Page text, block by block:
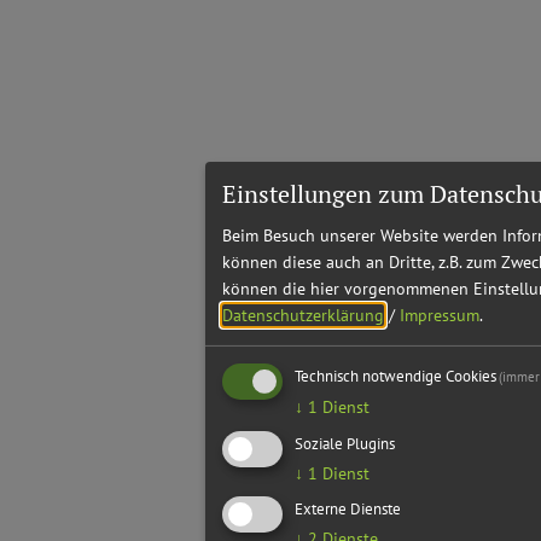
Einstellungen zum
Beim Besuch unserer Website werden
können diese auch an Dritte, z.B. zum
können die hier vorgenommenen
Datenschutzerklärung / Impressum.
Technisch notwendige Cookies
↓ 1 Dienst
Soziale Plugins
↓ 1 Dienst
Externe Dienste